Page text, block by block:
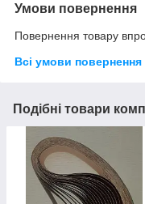
Умови повернення
Повернення товару
Всі умови повернення
Подібні товари